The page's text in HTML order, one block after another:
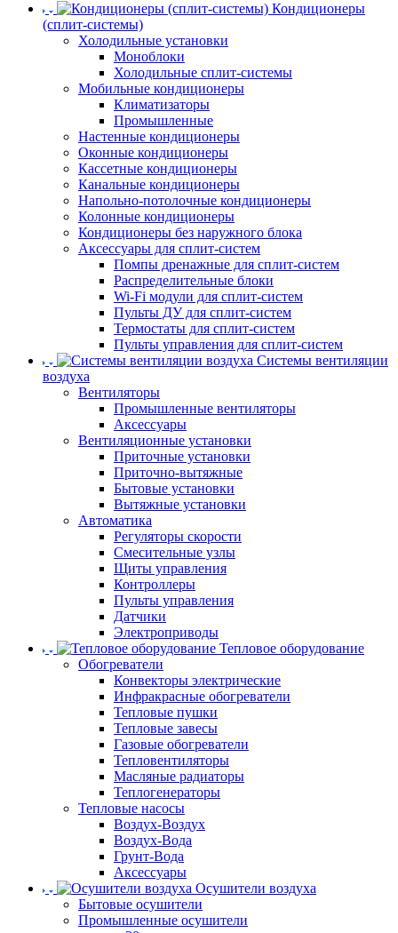
Кондиционеры
(сплит-системы)
Холодильные установки
Моноблоки
Холодильные сплит-системы
Мобильные кондиционеры
Климатизаторы
Промышленные
Настенные кондиционеры
Оконные кондиционеры
Кассетные кондиционеры
Канальные кондиционеры
Напольно-потолочные кондиционеры
Колонные кондиционеры
Кондиционеры без наружного блока
Аксессуары для сплит-систем
Помпы дренажные для сплит-систем
Распределительные блоки
Wi-Fi модули для сплит-систем
Пульты ДУ для сплит-систем
Термостаты для сплит-систем
Пульты управления для сплит-систем
Системы вентиляции
воздуха
Вентиляторы
Промышленные вентиляторы
Аксессуары
Вентиляционные установки
Приточные установки
Приточно-вытяжные
Бытовые установки
Вытяжные установки
Автоматика
Регуляторы скорости
Смесительные узлы
Щиты управления
Контроллеры
Пульты управления
Датчики
Электроприводы
Тепловое оборудование
Обогреватели
Конвекторы электрические
Инфракрасные обогреватели
Тепловые пушки
Тепловые завесы
Газовые обогреватели
Тепловентиляторы
Масляные радиаторы
Теплогенераторы
Тепловые насосы
Воздух-Воздух
Воздух-Вода
Грунт-Вода
Аксессуары
Осушители воздуха
Бытовые осушители
Промышленные осушители